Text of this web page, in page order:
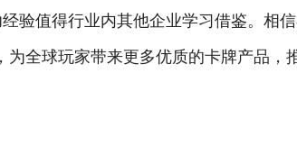
验值得行业内其他企业学习借鉴。相
全球玩家带来更多优质的卡牌产品，